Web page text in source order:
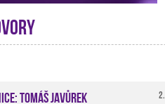
Tomáš Javůrek